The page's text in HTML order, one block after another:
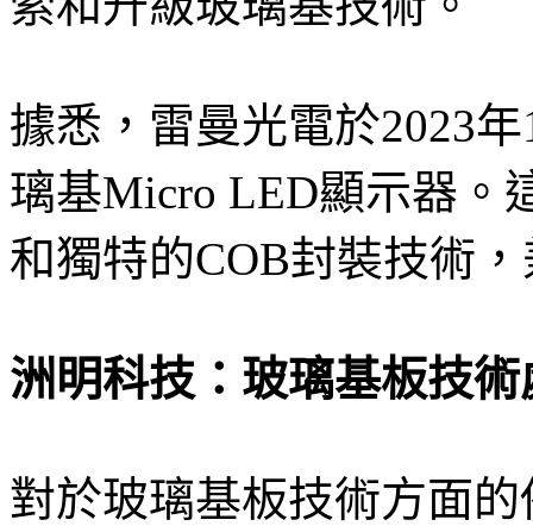
據悉，雷曼光電於2023
璃基Micro LED顯示器。
和獨特的COB封裝技術
洲明科技：玻璃基板技
對於玻璃基板技術方面